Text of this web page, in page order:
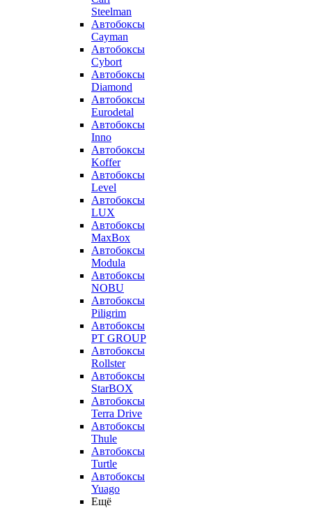
Steelman
Автобоксы
Cayman
Автобоксы
Cybort
Автобоксы
Diamond
Автобоксы
Eurodetal
Автобоксы
Inno
Автобоксы
Koffer
Автобоксы
Level
Автобоксы
LUX
Автобоксы
MaxBox
Автобоксы
Modula
Автобоксы
NOBU
Автобоксы
Piligrim
Автобоксы
PT GROUP
Автобоксы
Rollster
Автобоксы
StarBOX
Автобоксы
Terra Drive
Автобоксы
Thule
Автобоксы
Turtle
Автобоксы
Yuago
Ещё